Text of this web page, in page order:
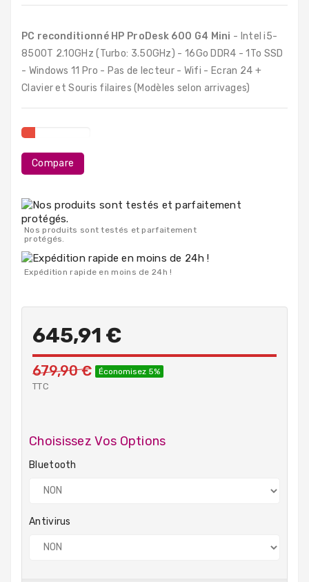
Composants
Composants
Destockage
PC reconditionné HP ProDesk 600 G4 Mini - Intel i5-
8500T 2.10GHz (Turbo: 3.50GHz) - 16Go DDR4 - 1To SSD
- Windows 11 Pro - Pas de lecteur - Wifi - Ecran 24 +
Clavier et Souris filaires (Modèles selon arrivages)
Compare
Nos produits sont testés et parfaitement
protégés.
Expédition rapide en moins de 24h !
645,91 €
679,90 € Économisez 5%
TTC
Choisissez Vos Options
Bluetooth
Antivirus